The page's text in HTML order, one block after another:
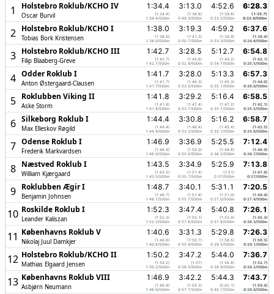
1 Holstebro Roklub/­KCHO IV
Oscar Burvil
1:34.4
(1:34.4)
1:34.4/500m
3:13.0
(1:38.6)
0:49.3/500m
4:52.6
(1:39.6)
0:33.2/500m
6:28.3
(1:35.7)
0:23.9/500m
2 Holstebro Roklub/­KCHO I
Tobias Bork Kristensen
1:38.0
(1:38.0)
1:38.0/500m
3:19.3
(1:41.3)
0:50.7/500m
4:59.2
(1:39.9)
0:33.3/500m
6:37.6
(1:38.4)
0:24.6/500m
3 Holstebro Roklub/­KCHO III
Filip Blaaberg-Greve
1:42.7
(1:42.7)
1:42.7/500m
3:28.5
(1:45.8)
0:52.9/500m
5:12.7
(1:44.2)
0:34.7/500m
6:54.8
(1:42.1)
0:25.5/500m
4 Odder Roklub I
Anton Østergaard-Clausen
1:41.7
(1:41.7)
1:41.7/500m
3:28.0
(1:46.3)
0:53.2/500m
5:13.3
(1:45.3)
0:35.1/500m
6:57.3
(1:44.0)
0:26.0/500m
5 Roklubben Viking II
Aske Storm
1:41.8
(1:41.8)
1:41.8/500m
3:29.2
(1:47.4)
0:53.7/500m
5:16.4
(1:47.2)
0:35.7/500m
6:58.5
(1:42.1)
0:25.5/500m
6 Silkeborg Roklub I
Max Elleskov Røgild
1:44.4
(1:44.4)
1:44.4/500m
3:30.8
(1:46.4)
0:53.2/500m
5:16.2
(1:45.4)
0:35.1/500m
6:58.7
(1:42.5)
0:25.6/500m
7 Odense Roklub I
Frederik Markvardsen
1:46.9
(1:46.9)
1:46.9/500m
3:36.9
(1:50.0)
0:55.0/500m
5:25.5
(1:48.6)
0:36.2/500m
7:12.4
(1:46.9)
0:26.7/500m
8 Næstved Roklub I
William Kjærgaard
1:43.5
(1:43.5)
1:43.5/500m
3:34.9
(1:51.4)
0:55.7/500m
5:25.9
(1:51)
0:37/500m
7:13.8
(1:47.9)
0:27/500m
9 Roklubben Ægir I
Benjamin Johnsen
1:48.7
(1:48.7)
1:48.7/500m
3:40.1
(1:51.4)
0:55.7/500m
5:31.1
(1:51.0)
0:37.0/500m
7:20.5
(1:49.4)
0:27.4/500m
10 Roskilde Roklub I
Leander Kaliszan
1:52.3
(1:52.3)
1:52.3/500m
3:47.4
(1:55.1)
0:57.6/500m
5:40.8
(1:53.4)
0:37.8/500m
7:26.1
(1:45.3)
0:26.3/500m
11 Københavns Roklub V
Nikolaj Juul Damkjer
1:40.6
(1:40.6)
1:40.6/500m
3:31.3
(1:50.7)
0:55.4/500m
5:29.8
(1:58.5)
0:39.5/500m
7:26.3
(1:56.5)
0:29.1/500m
12 Holstebro Roklub/­KCHO II
Mathias Elgaard Jensen
1:50.2
(1:50.2)
1:50.2/500m
3:47.2
(1:57)
0:58.5/500m
5:44.0
(1:56.8)
0:38.9/500m
7:36.7
(1:52.7)
0:28.2/500m
13 Københavns Roklub VIII
Asbjørn Neumann
1:46.9
(1:46.9)
1:46.9/500m
3:42.2
(1:55.3)
0:57.7/500m
5:44.3
(2:02.1)
0:40.7/500m
7:43.7
(1:59.4)
0:29.9/500m